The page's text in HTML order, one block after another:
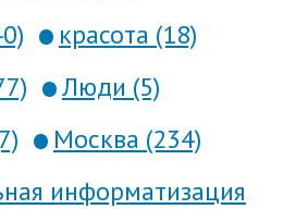
красота (18)
Люди (5)
Москва (234)
информатизация